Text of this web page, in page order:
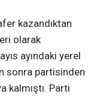
kazandıktan
olarak
ayındaki yerel
sonra partisinden
kalmıştı. Parti